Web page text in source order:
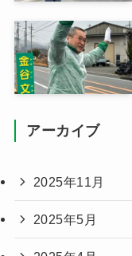
アーカイブ
2025年11月
2025年5月